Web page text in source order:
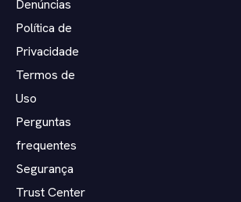
Denúncias
Política de
Privacidade
Termos de
Uso
Perguntas
frequentes
Segurança
Trust Center